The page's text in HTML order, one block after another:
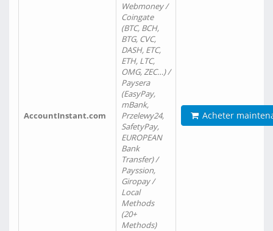
AccountInstant.com
Webmoney /
Coingate
(BTC, BCH,
BTG, CVC,
DASH, ETC,
ETH, LTC,
OMG, ZEC…) /
Paysera
(EasyPay,
mBank,
Przelewy24,
SafetyPay,
EUROPEAN
Bank
Transfer) /
Payssion,
Giropay /
Local
Methods
(20+
Methods)
Acheter